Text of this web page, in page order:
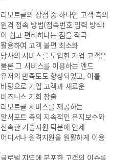
리모트콜의 장점 중 하나인 고객 측의
원격 접속 방법(접속번호 입력 방식)
이 쉽고 편리하다는 점을 적극
활용하여 고객 불편 최소화
당사의 서비스를 도입한 기업 고객은
물론 그 서비스를 이용하는 엔드
유저의 만족도도 향상되었고, 이를
바탕으로 기업 고객과 새로운
비즈니스 기회 창출
리모트콜 서비스를 제공하는
알서포트 측의 지속적인 유지보수와
신속한 기술지원 덕분에 언제
어디서나 원격지원을 원활하게 이용
글로벌 지역에 분포한 고객의 이슈를